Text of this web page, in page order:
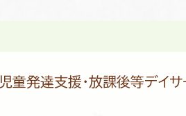
児童発達支援・放課後等デイ